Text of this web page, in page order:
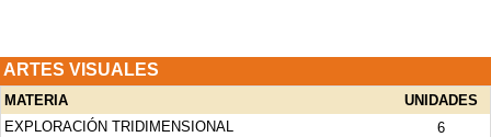
ARTES VISUALES
MATERIA
UNIDADES
EXPLORACIÓN TRIDIMENSIONAL
6